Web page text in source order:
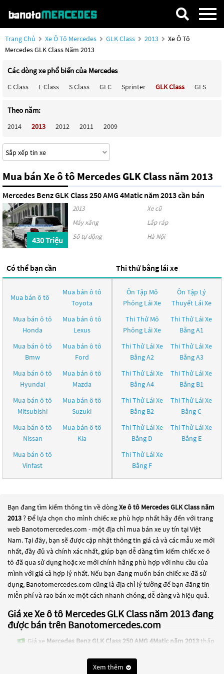
Trang Chủ Xe Ô Tô Mercedes GLK Class 2013
Xe Ô Tô
Mercedes GLK Class Năm 2013
Các dòng xe phổ biến của Mercedes
C Class E Class S Class GLC Sprinter GLK Class GLS
Theo năm:
2014 2013 2012 2011 2009
Mua bán Xe ô tô Mercedes GLK Class năm 2013
Mercedes Benz GLK Class 250 AMG 4Matic năm 2013 cần bán
430 Triệu
2013
Xe cũ
Máy xăng
Lắp ráp
Số tự động
Hà Nội
Có thể bạn cần
Mua bán ô tô
Mua bán ô tô
Toyota
Mua bán ô tô
Honda
Mua bán ô tô
Lexus
Mua bán ô tô
Bmw
Mua bán ô tô
Ford
Mua bán ô tô
Hyundai
Mua bán ô tô
Mazda
Mua bán ô tô
Mitsubishi
Mua bán ô tô
Suzuki
Mua bán ô tô
Nissan
Mua bán ô tô
Kia
Mua bán ô tô
Vinfast
Thi thử bằng lái xe
Ôn Tập Mô
Phỏng Lái Xe
Ôn Tập Lý
Thuyết Lái Xe
Thi Thử Mô
Phỏng Lái Xe
Thi Thử Lái Xe
Bằng A1
Thi Thử Lái Xe
Bằng A2
Thi Thử Lái Xe
Bằng A3
Thi Thử Lái Xe
Bằng A4
Thi Thử Lái Xe
Bằng B1
Thi Thử Lái Xe
Bằng B2
Thi Thử Lái Xe
Bằng C
Thi Thử Lái Xe
Bằng D
Thi Thử Lái Xe
Bằng E
Thi Thử Lái Xe
Bằng F
Bạn đang tìm kiếm thông tin về dòngXe ô tô Mercedes GLK Class năm
2013? Để lựa chọn cho mình chiếc xe phù hợp nhất hãy đến với trang
web Banotomercedes.com - một địa chỉ mua bán xe uy tín tại Việt
Nam. Tại đây, bạn sẽ được cập nhật thông tin giá cả và các mẫu xe mới
nhất, đầy đủ và chính xác nhất, giúp bạn dễ dàng tìm kiếm chiếc xe ô
tô đã qua sử dụng hoặc xe mới chính hãng phù hợp với nhu cầu của
mình với giá cả hợp lý nhất. Nếu bạn đang muốn bán chiếc xe đã sử
dụng, Banotomercedes.com cũng là địa chỉ lý tưởng để bạn đăng tin
miễn phí và rao bán xe một cách nhanh chóng, dễ dàng và hiệu quả.
Giá xe Xe ô tô Mercedes GLK Class năm 2013 đang
được bán trên Banotomercedes.com
Giá xe Mercedes Benz GLK Class 250 AMG 4Matic năm 2013thấp
Xe ô tô Mercedes GLK Class năm 2013
Xem thêm